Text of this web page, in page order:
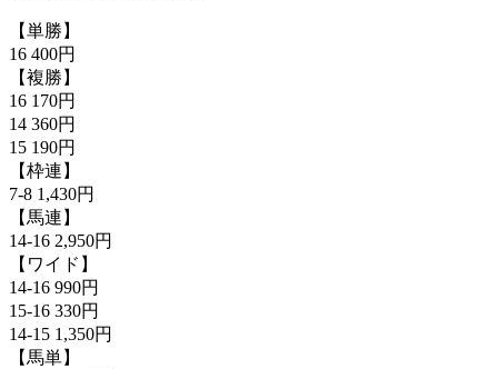
【単勝】
16 400円
【複勝】
16 170円
14 360円
15 190円
【枠連】
7-8 1,430円
【馬連】
14-16 2,950円
【ワイド】
14-16 990円
15-16 330円
14-15 1,350円
【馬単】